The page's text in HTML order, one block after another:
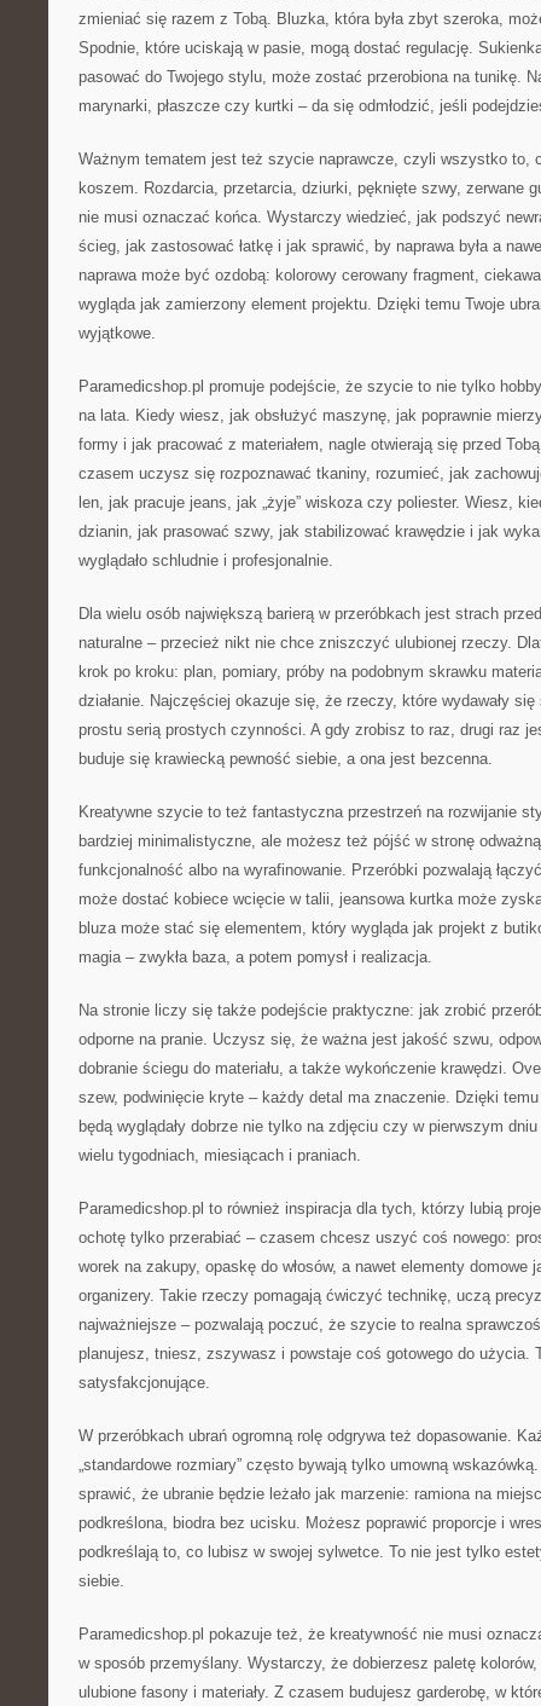
zmieniać się razem z Tobą. Bluzka, która była zbyt szeroka,
Spodnie, które uciskają w pasie, mogą dostać regulację.
pasować do Twojego stylu, może zostać przerobiona na tunikę.
marynarki, płaszcze czy kurtki – da się odmłodzić, jeśli
Ważnym tematem jest też szycie naprawcze, czyli wszystko to,
koszem. Rozdarcia, przetarcia, dziurki, pęknięte szwy, zerwane
nie musi oznaczać końca. Wystarczy wiedzieć, jak podszyć
ścieg, jak zastosować łatkę i jak sprawić, by naprawa była a
naprawa może być ozdobą: kolorowy cerowany fragment,
wygląda jak zamierzony element projektu. Dzięki temu Twoje
wyjątkowe.
Paramedicshop.pl promuje podejście, że szycie to nie tylko
na lata. Kiedy wiesz, jak obsłużyć maszynę, jak poprawnie
formy i jak pracować z materiałem, nagle otwierają się przed
czasem uczysz się rozpoznawać tkaniny, rozumieć, jak
len, jak pracuje jeans, jak „żyje” wiskoza czy poliester. Wiesz,
dzianin, jak prasować szwy, jak stabilizować krawędzie i jak
wyglądało schludnie i profesjonalnie.
Dla wielu osób największą barierą w przeróbkach jest strach
naturalne – przecież nikt nie chce zniszczyć ulubionej rzeczy.
krok po kroku: plan, pomiary, próby na podobnym skrawku
działanie. Najczęściej okazuje się, że rzeczy, które wydawały
prostu serią prostych czynności. A gdy zrobisz to raz, drugi raz
buduje się krawiecką pewność siebie, a ona jest bezcenna.
Kreatywne szycie to też fantastyczna przestrzeń na rozwijanie
bardziej minimalistyczne, ale możesz też pójść w stronę
funkcjonalność albo na wyrafinowanie. Przeróbki pozwalają
może dostać kobiece wcięcie w talii, jeansowa kurtka może
bluza może stać się elementem, który wygląda jak projekt z
magia – zwykła baza, a potem pomysł i realizacja.
Na stronie liczy się także podejście praktyczne: jak zrobić
odporne na pranie. Uczysz się, że ważna jest jakość szwu,
dobranie ściegu do materiału, a także wykończenie krawędzi.
szew, podwinięcie kryte – każdy detal ma znaczenie. Dzięki
będą wyglądały dobrze nie tylko na zdjęciu czy w pierwszym
wielu tygodniach, miesiącach i praniach.
Paramedicshop.pl to również inspiracja dla tych, którzy lubią
ochotę tylko przerabiać – czasem chcesz uszyć coś nowego:
worek na zakupy, opaskę do włosów, a nawet elementy domowe
organizery. Takie rzeczy pomagają ćwiczyć technikę, uczą
najważniejsze – pozwalają poczuć, że szycie to realna
planujesz, tniesz, zszywasz i powstaje coś gotowego do użycia.
satysfakcjonujące.
W przeróbkach ubrań ogromną rolę odgrywa też dopasowanie.
„standardowe rozmiary” często bywają tylko umowną
sprawić, że ubranie będzie leżało jak marzenie: ramiona na
podkreślona, biodra bez ucisku. Możesz poprawić proporcje i
podkreślają to, co lubisz w swojej sylwetce. To nie jest tylko
siebie.
Paramedicshop.pl pokazuje też, że kreatywność nie musi
w sposób przemyślany. Wystarczy, że dobierzesz paletę
ulubione fasony i materiały. Z czasem budujesz garderobę, w